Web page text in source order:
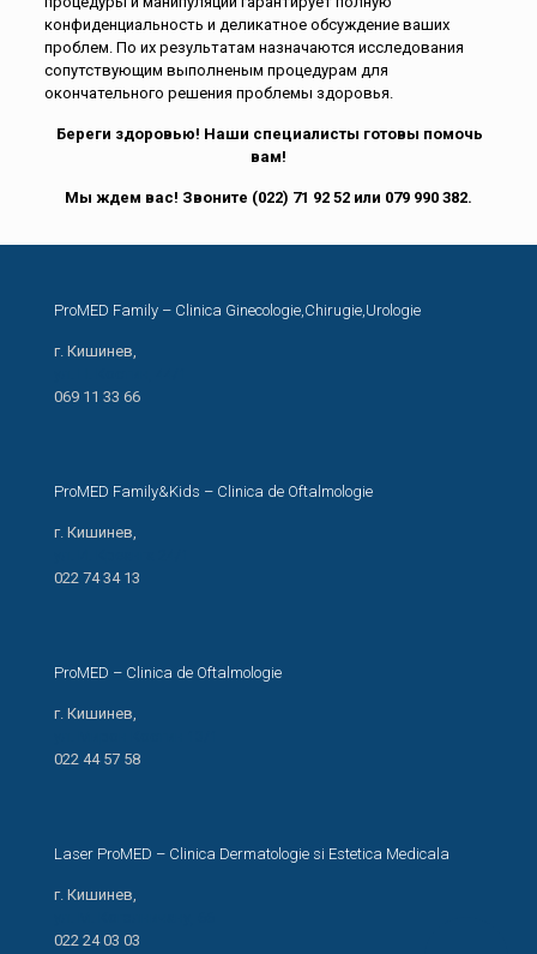
конфиденциальность и деликатное обсуждение ваших
проблем. По их результатам назначаются исследования
сопутствующим выполненым процедурам для
окончательного решения проблемы здоровья.
Береги здоровью! Наши специалисты готовы помочь
вам!
Мы ждем вас! Звоните (022) 71 92 52 или 079 990 382.
ProMED Family – Clinica Ginecologie,Chirugie,Urologie
г. Кишинев,
069 11 33 66
ProMED Family&Kids – Clinica de Oftalmologie
г. Кишинев,
022 74 34 13
ProMED – Clinica de Oftalmologie
г. Кишинев,
022 44 57 58
Laser ProMED – Clinica Dermatologie si Estetica Medicala
г. Кишинев,
022 24 03 03